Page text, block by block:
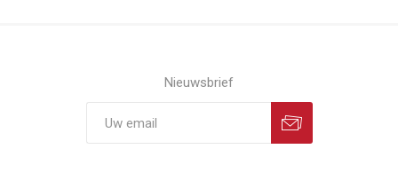
Nieuwsbrief